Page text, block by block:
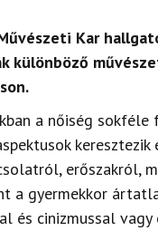
Kar
különböző
a nőiség sokféle
keresztezik
erőszakról,
a gyermekkor
és cinizmussal